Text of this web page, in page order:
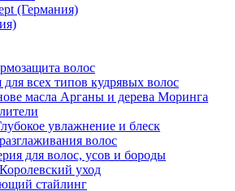
(Германия)
волос
всех типов кудрявых волос
масла Арганы и дерева Моринга
увлажнение и блеск
волос
для волос, усов и бороды
уход
стайлинг